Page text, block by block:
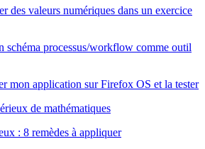
des valeurs numériques dans un exercice
schéma processus/workflow comme outil
mon application sur Firefox OS et la tester
de mathématiques
: 8 remèdes à appliquer